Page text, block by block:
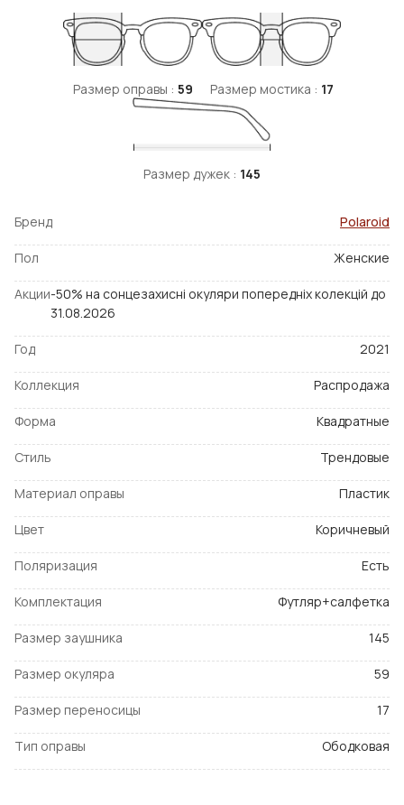
Размер оправы : 59 Размер мостика : 17
Размер дужек : 145
Бренд Polaroid
Пол Женские
Акции-50% на сонцезахисні окуляри попередніх колекцій до
31.08.2026
Год 2021
Коллекция Распродажа
Форма Квадратные
Стиль Трендовые
Материал оправы Пластик
Цвет Коричневый
Поляризация Есть
Комплектация Футляр+салфетка
Размер заушника 145
Размер окуляра 59
Размер переносицы 17
Тип оправы Ободковая